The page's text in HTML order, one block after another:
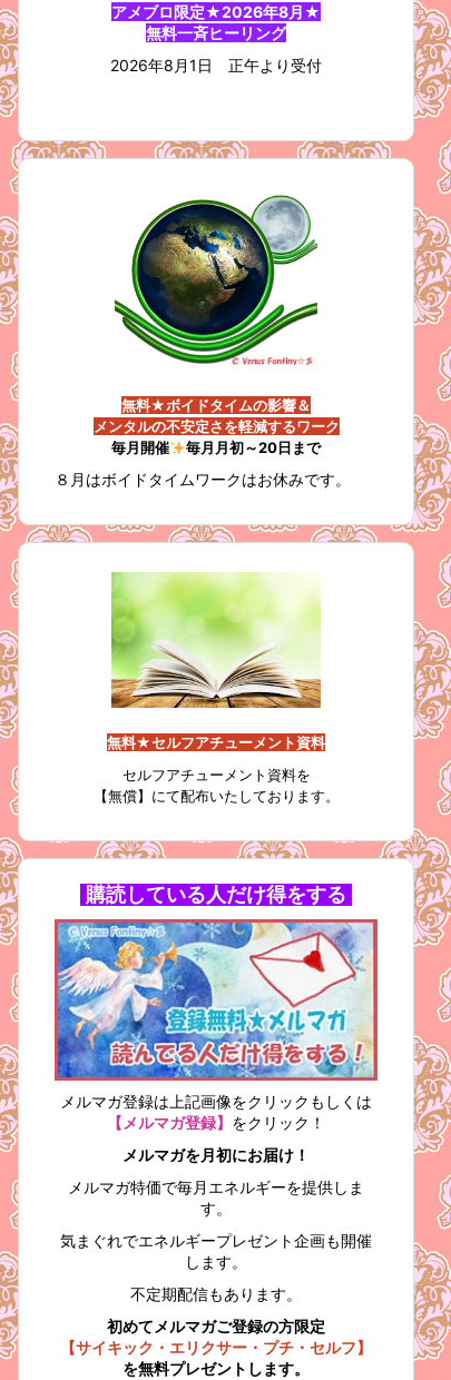
アメブロ限定★2026年8月★
無料一斉ヒーリング
2026年8月1日 正午より受付
無料★ボイドタイムの影響＆
メンタルの不安定さを軽減するワーク
毎月開催
毎月月初～20日まで
８月はボイドタイムワークはお休みです。
無料★セルフアチューメント資料
セルフアチューメント資料を
【無償】にて配布いたしております。
購読している人だけ得をする
メルマガ登録は上記画像をクリックもしくは
【メルマガ登録】 をクリック！
メルマガを月初にお届け！
メルマガ特価で毎月エネルギーを提供しま
す。
気まぐれでエネルギープレゼント企画も開催
します。
不定期配信もあります。
初めてメルマガご登録の方限定
【サイキック・エリクサー・プチ・セルフ】
を無料プレゼントします。